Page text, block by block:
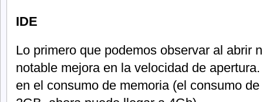
IDE
Lo primero que podemos observar al abrir
notable mejora en la velocidad de
en el consumo de memoria (el consumo